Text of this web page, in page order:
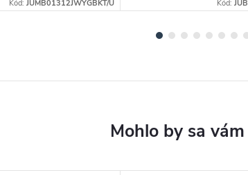
Kód: JUMB01312JWYGBKT/U Kód: